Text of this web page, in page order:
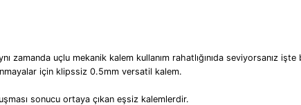
zamanda uçlu mekanik kalem kullanım rahatlığınıda seviyorsanız
için klipssiz 0.5mm versatil kalem.
sonucu ortaya çıkan eşsiz kalemlerdir.